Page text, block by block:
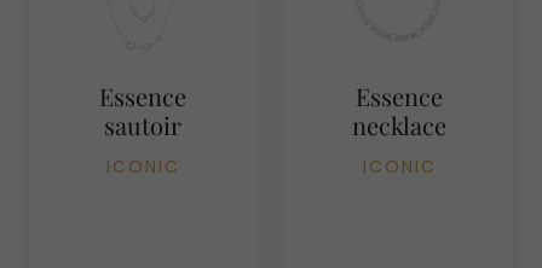
Essence
sautoir
ICONIC
Essence
necklace
ICONIC